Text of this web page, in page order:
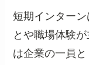
短期インター
とや職場体験
は企業の一員